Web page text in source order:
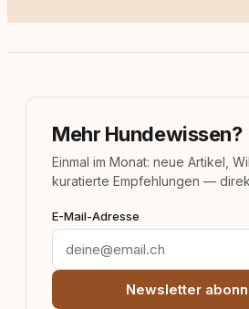
Mehr Hundewissen?
Einmal im Monat: neue Artikel,
kuratierte Empfehlungen —
E-Mail-Adresse
Newsletter